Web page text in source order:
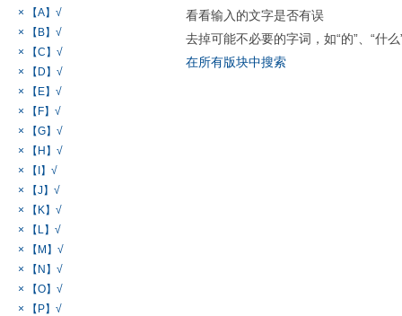
× 【A】√
× 【B】√
× 【C】√
× 【D】√
× 【E】√
× 【F】√
× 【G】√
× 【H】√
× 【I】√
× 【J】√
× 【K】√
× 【L】√
× 【M】√
× 【N】√
× 【O】√
× 【P】√
看看输入的文字是否有误
去掉可能不必要的字词，如“的”、“什么
在所有版块中搜索